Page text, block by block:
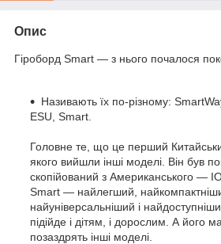
Опис
Гіроборд Smart — з нього почалося
Називають їх по-різному:
ESU, Smart.
Головне те, що це перший
якого вийшли інші моделі. Він був
скопійований з Американського —
Smart — найлегший,
найуніверсальніший і
підійде і дітям, і дорослим. А його
позаздрять інші моделі.